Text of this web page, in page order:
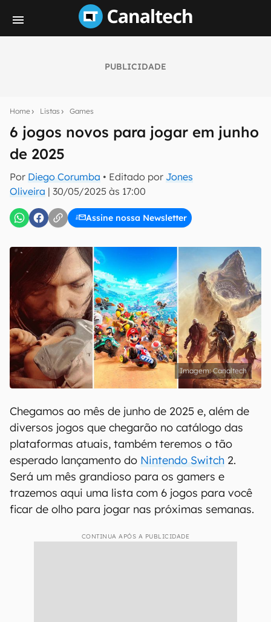
PUBLICIDADE
Home Listas Games
6 jogos novos para jogar em junho
de 2025
Por Diego Corumba • Editado por Jones
Oliveira | 30/05/2025 às 17:00
Assine nossa Newsletter
notícias e reviews sobre tecnologia em primeira
E-mail
Uso e Política de Privacidade do Canaltech.
Canaltech
Chegamos ao mês de junho de 2025 e, além de
diversos jogos que chegarão no catálogo das
plataformas atuais, também teremos o tão
esperado lançamento do Nintendo Switch 2.
Será um mês grandioso para os gamers e
trazemos aqui uma lista com 6 jogos para você
ficar de olho para jogar nas próximas semanas.
CONTINUA APÓS A PUBLICIDADE